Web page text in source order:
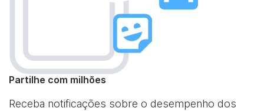
Partilhe com milhões
Receba notificações sobre o desempenho dos